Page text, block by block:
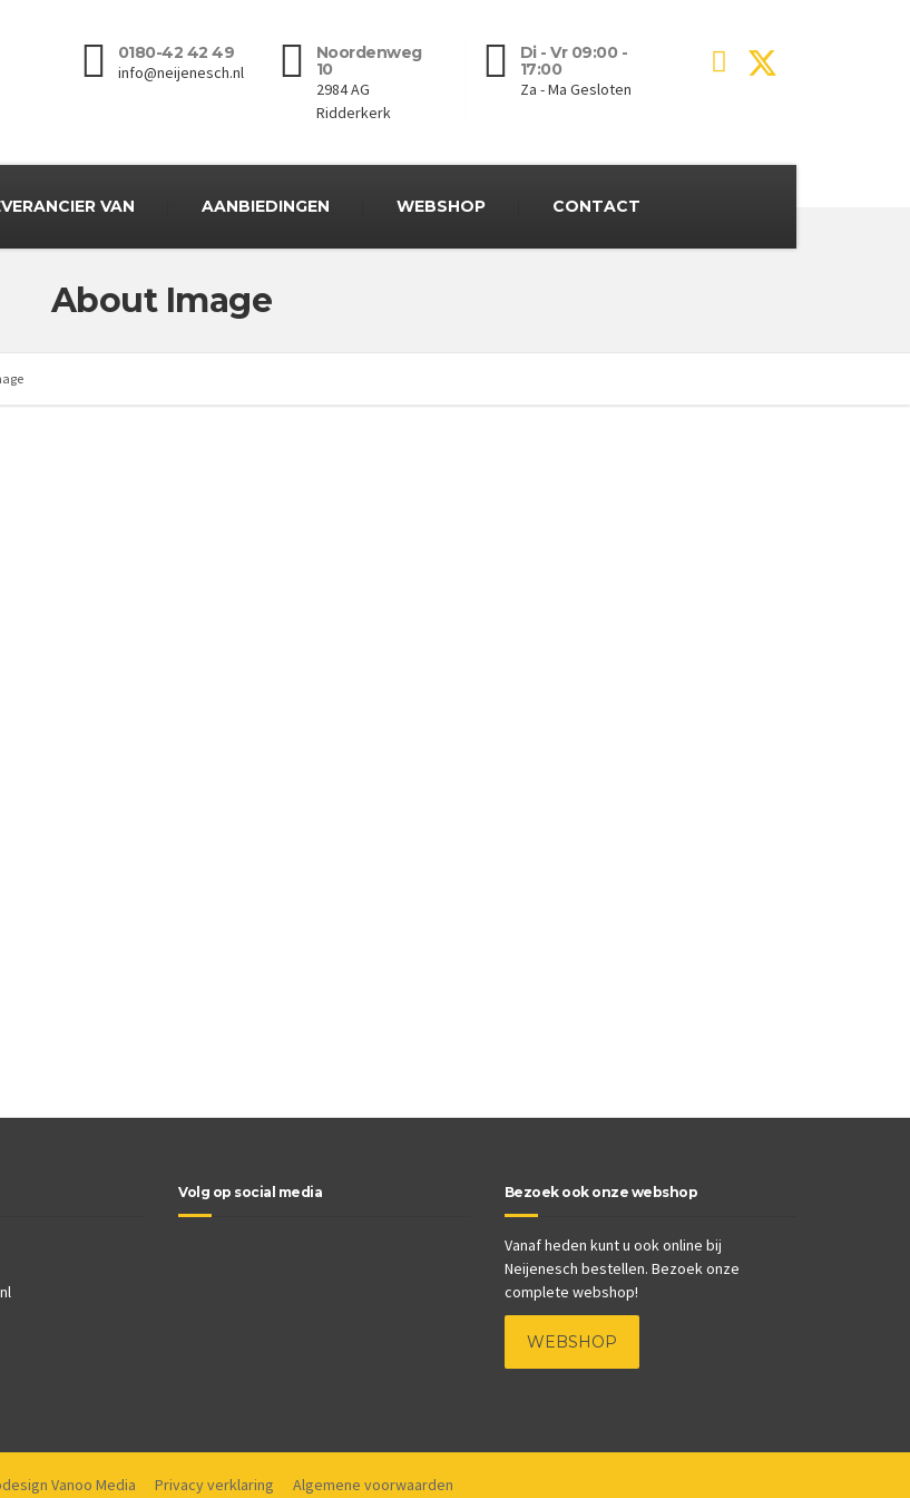
0180-42 42 49
info@neijenesch.nl
Noordenweg
10
2984 AG
Ridderkerk
Di - Vr 09:00 -
17:00
Za - Ma Gesloten
VAN AANBIEDINGEN WEBSHOP CONTACT
About Image
Volg op social media Bezoek ook onze webshop
Vanaf heden kunt u ook online bij
Neijenesch bestellen. Bezoek onze
complete webshop!
WEBSHOP
Vanoo Media Privacy verklaring Algemene voorwaarden